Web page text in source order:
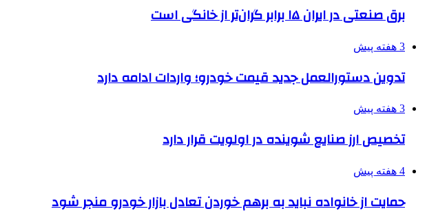
برق صنعتی در ایران ۱۵ برابر گران‌تر از خانگی است
3 هفته پیش
تدوین دستورالعمل جدید قیمت خودرو؛ واردات ادامه دارد
3 هفته پیش
تخصیص ارز صنایع شوینده در اولویت قرار دارد
4 هفته پیش
حمایت از خانواده نباید به برهم خوردن تعادل بازار خودرو منجر شود